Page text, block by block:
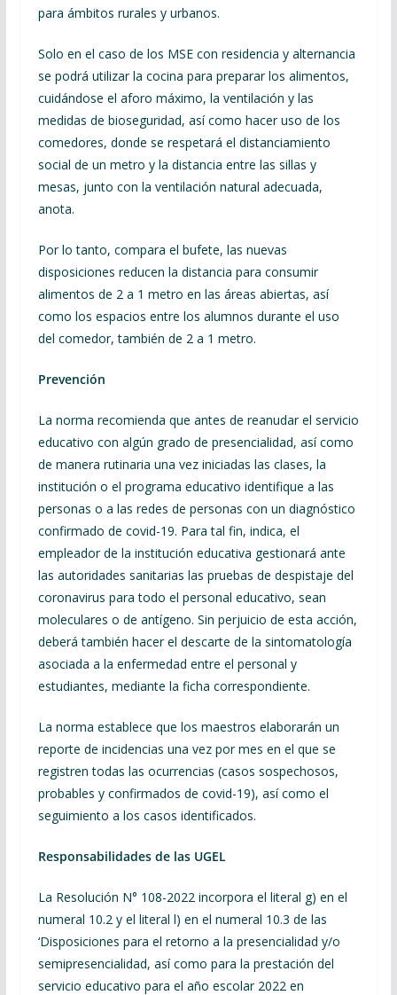
para ámbitos rurales y urbanos.
Solo en el caso de los MSE con residencia y alternancia
se podrá utilizar la cocina para preparar los alimentos,
cuidándose el aforo máximo, la ventilación y las
medidas de bioseguridad, así como hacer uso de los
comedores, donde se respetará el distanciamiento
social de un metro y la distancia entre las sillas y
mesas, junto con la ventilación natural adecuada,
anota.
Por lo tanto, compara el bufete, las nuevas
disposiciones reducen la distancia para consumir
alimentos de 2 a 1 metro en las áreas abiertas, así
como los espacios entre los alumnos durante el uso
del comedor, también de 2 a 1 metro.
Prevención
La norma recomienda que antes de reanudar el servicio
educativo con algún grado de presencialidad, así como
de manera rutinaria una vez iniciadas las clases, la
institución o el programa educativo identifique a las
personas o a las redes de personas con un diagnóstico
confirmado de covid-19. Para tal fin, indica, el
empleador de la institución educativa gestionará ante
las autoridades sanitarias las pruebas de despistaje del
coronavirus para todo el personal educativo, sean
moleculares o de antígeno. Sin perjuicio de esta acción,
deberá también hacer el descarte de la sintomatología
asociada a la enfermedad entre el personal y
estudiantes, mediante la ficha correspondiente.
La norma establece que los maestros elaborarán un
reporte de incidencias una vez por mes en el que se
registren todas las ocurrencias (casos sospechosos,
probables y confirmados de covid-19), así como el
seguimiento a los casos identificados.
Responsabilidades de las UGEL
La Resolución N° 108-2022 incorpora el literal g) en el
numeral 10.2 y el literal l) en el numeral 10.3 de las
‘Disposiciones para el retorno a la presencialidad y/o
semipresencialidad, así como para la prestación del
servicio educativo para el año escolar 2022 en